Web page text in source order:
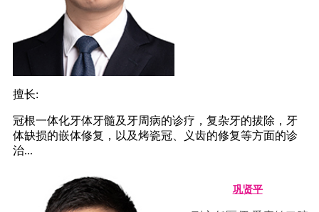
擅长:
冠根一体化牙体牙髓及牙周病的诊疗，复杂牙的拔除，牙
体缺损的嵌体修复，以及烤瓷冠、义齿的修复等方面的诊
治...
巩贤平